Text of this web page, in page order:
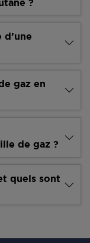
gaz en
de gaz ?
quels sont